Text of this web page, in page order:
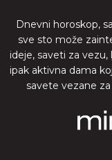
Dnevni horoskop,
sve sto može
ideje, saveti za
ipak aktivna dama
savete vezane